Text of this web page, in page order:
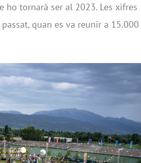
ho tornarà ser al 2023. Les xifres
passat, quan es va reunir a 15.000